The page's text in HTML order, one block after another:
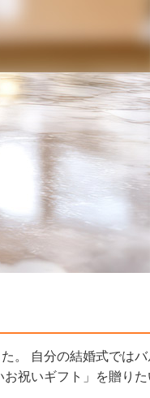
。 自分の結婚式では
祝いギフト」を贈り